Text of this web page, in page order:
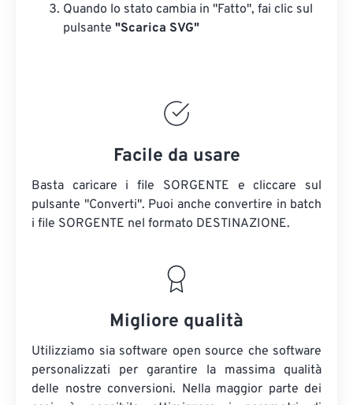
Quando lo stato cambia in "Fatto", fai clic sul
pulsante "Scarica SVG"
Facile da usare
Basta caricare i file SORGENTE e cliccare sul
pulsante "Converti". Puoi anche convertire in batch
i file SORGENTE nel formato DESTINAZIONE.
Migliore qualità
Utilizziamo sia software open source che software
personalizzati per garantire la massima qualità
delle nostre conversioni. Nella maggior parte dei